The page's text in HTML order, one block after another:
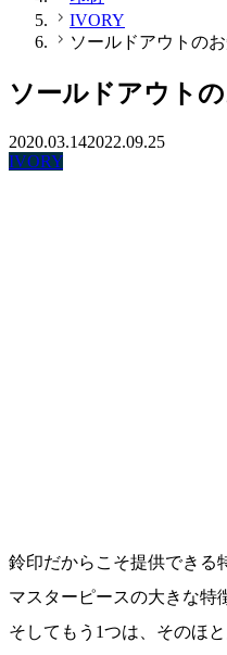
IVORY
ソールドアウトの
ソールドアウト
2020.03.142022.09.25
IVORY
鈴印だからこそ提供できる
マスターピースの大きな特
そしてもう1つは、そのほ